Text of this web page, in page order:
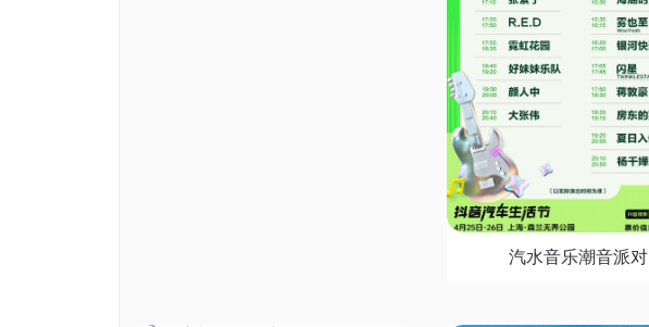
汽水音乐潮音派对